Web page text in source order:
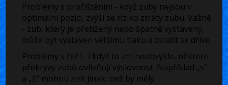
Problémy s pročištěním - když zuby nejsou v
optimální pozici, zvýší se riziko ztráty zubu. Vážně
- zub, který je přetížený nebo špatně vystavený,
může být vystaven většímu tlaku a ztratit se dříve.
Problémy s řečí - i když to zní neobvykle, některé
překryvy zubů ovlivňují výslovnost. Například „s“
a „š“ mohou znít jinak, než by měly.